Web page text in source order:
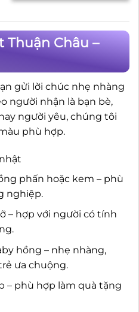
Thuận Châu –
gửi lời chúc nhẹ nhàng
người nhận là bạn bè,
người yêu, chúng tôi
phù hợp.
phấn hoặc kem – phù
nghiệp.
– hợp với người có tính
hồng – nhẹ nhàng,
ưa chuộng.
– phù hợp làm quà tặng